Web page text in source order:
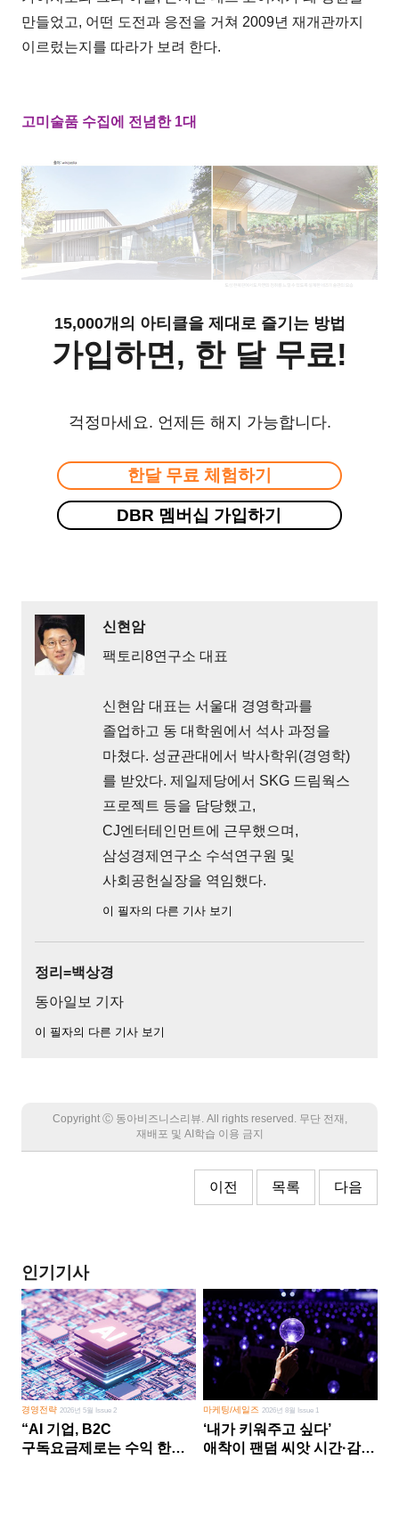
만들었고, 어떤 도전과 응전을 거쳐 2009년 재개관까지
이르렀는지를 따라가 보려 한다.
고미술품 수집에 전념한 1대
15,000개의 아티클을 제대로 즐기는 방법
가입하면, 한 달 무료!
걱정마세요. 언제든 해지 가능합니다.
한달 무료 체험하기
DBR 멤버십 가입하기
신현암
팩토리8연구소 대표
신현암 대표는 서울대 경영학과를
졸업하고 동 대학원에서 석사 과정을
마쳤다. 성균관대에서 박사학위(경영학)
를 받았다. 제일제당에서 SKG 드림웍스
프로젝트 등을 담당했고,
CJ엔터테인먼트에 근무했으며,
삼성경제연구소 수석연구원 및
사회공헌실장을 역임했다.
이 필자의 다른 기사 보기
정리=백상경
동아일보 기자
이 필자의 다른 기사 보기
Copyright Ⓒ 동아비즈니스리뷰. All rights reserved. 무단 전재,
재배포 및 AI학습 이용 금지
이전 목록 다음
인기기사
경영전략 2026년 5월 Issue 2
“AI 기업, B2C
구독요금제로는 수익 한계
마케팅/세일즈 2026년 8월 Issue 1
‘내가 키워주고 싶다’
애착이 팬덤 씨앗 시간·감정